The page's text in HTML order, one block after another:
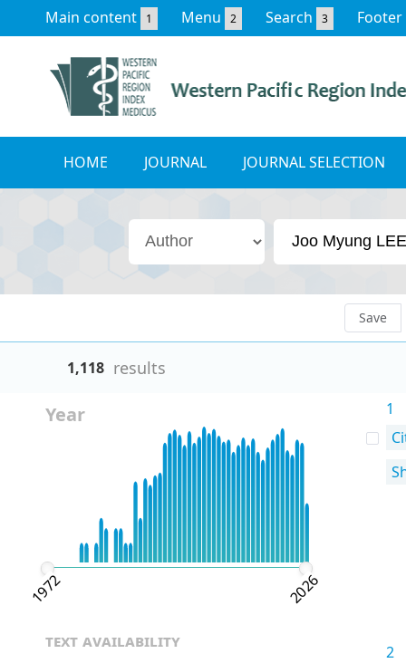
Main content 1 Menu 2 Search 3 Footer
HOME JOURNAL JOURNAL SELECTION
Save
1,118 results
Year
1972 2026
text availability
1
2